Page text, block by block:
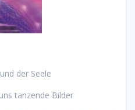
der Seele
tanzende Bilder